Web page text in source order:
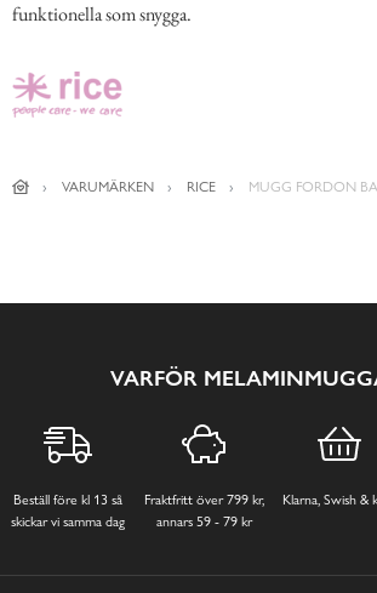
funktionella som snygga.
VARUMÄRKEN RICE MUGG FORDON
VARFÖR
Beställ före kl 13 så
skickar vi samma dag
Fraktfritt över 799 kr,
annars 59 - 79 kr
Klarna, Swish &